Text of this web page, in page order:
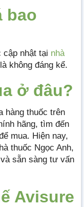
bao
cập nhật tại nhà
không đáng kể.
ở đâu?
hàng thuốc trên
hãng, tìm đến
mua. Hiện nay,
thuốc Ngọc Anh,
sẵn sàng tư vấn
Avisure